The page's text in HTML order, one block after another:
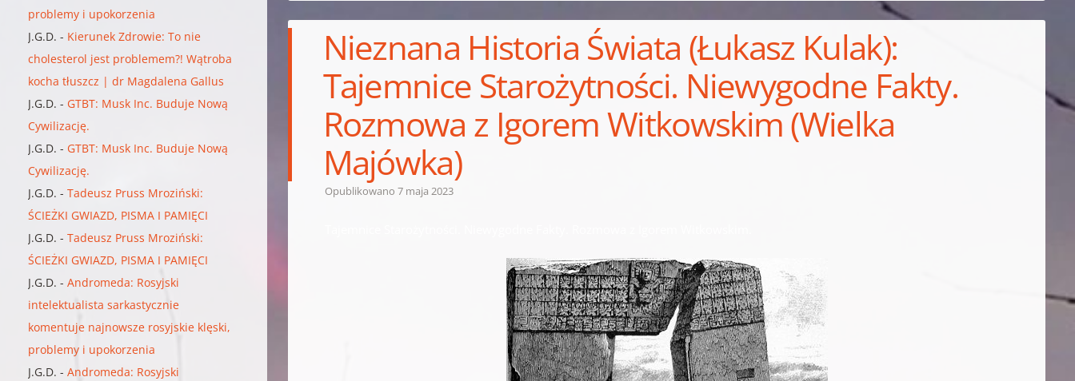
Nieznana Historia Świata (Łukasz Kulak):
Tajemnice Starożytności. Niewygodne Fakty.
Rozmowa z Igorem Witkowskim (Wielka
Majówka)
Opublikowano7 maja 2023
problemy i upokorzenia
J.G.D. - Kierunek Zdrowie: To nie
cholesterol jest problemem?! Wątroba
kocha tłuszcz | dr Magdalena Gallus
J.G.D. - GTBT: Musk Inc. Buduje Nową
Cywilizację.
J.G.D. - GTBT: Musk Inc. Buduje Nową
Cywilizację.
J.G.D. -Tadeusz Pruss Mroziński:
ŚCIEŻKI GWIAZD, PISMA I PAMIĘCI
J.G.D. -Tadeusz Pruss Mroziński:
ŚCIEŻKI GWIAZD, PISMA I PAMIĘCI
J.G.D. -Andromeda: Rosyjski
intelektualista sarkastycznie
komentuje najnowsze rosyjskie klęski,
problemy i upokorzenia
J.G.D. -Andromeda: Rosyjski